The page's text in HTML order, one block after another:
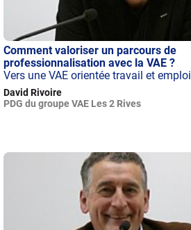
Comment valoriser un parcours de
professionnalisation avec la VAE ?
Vers une VAE orientée travail et emploi
David Rivoire
PDG du groupe VAE Les 2 Rives